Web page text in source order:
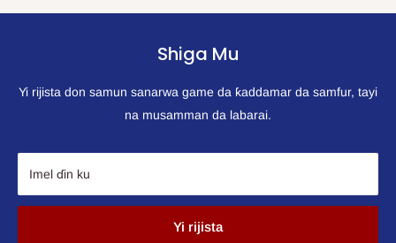
Shiga Mu
Yi rijista don samun sanarwa game da ƙaddamar da samfur, tayi
na musamman da labarai.
Imel ɗin ku
Yi rijista